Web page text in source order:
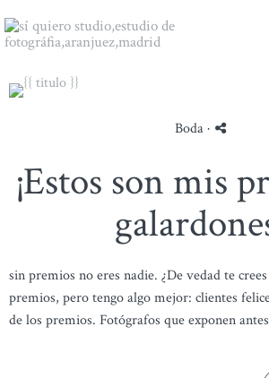
Boda·
¡Estos son mis
sin premios no eres nadie. ¿De vedad te
premios, pero tengo algo mejor: clientes
de los premios. Fotógrafos que exponen